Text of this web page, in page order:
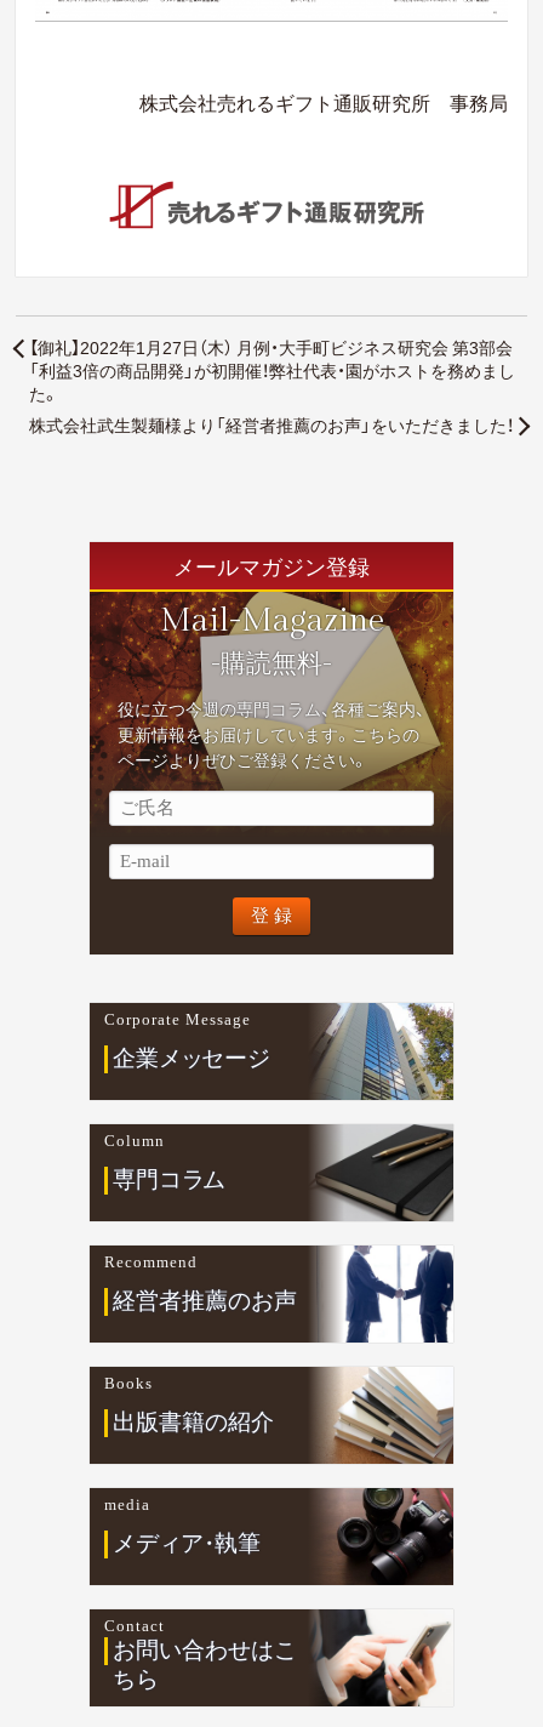
株式会社売れるギフト通販研究所 事務局
【御礼】2022年1月27日（木） 月例・大手町ビジネス研究会 第3部会
「利益3倍の商品開発」が初開催！弊社代表・園がホストを務めまし
た。
株式会社武生製麺様より「経営者推薦のお声」をいただきました！
メールマガジン登録
Mail-Magazine
-購読無料-
役に立つ今週の専門コラム、各種ご案内、
更新情報をお届けしています。こちらの
ページよりぜひご登録ください。
Corporate Message
企業メ ッセージ
Column
専門コ ラム
Recommend
経営者推薦のお声
Books
出版書籍の紹介
media
メディア・執筆
Contact
お問い合わせはこ
ちら